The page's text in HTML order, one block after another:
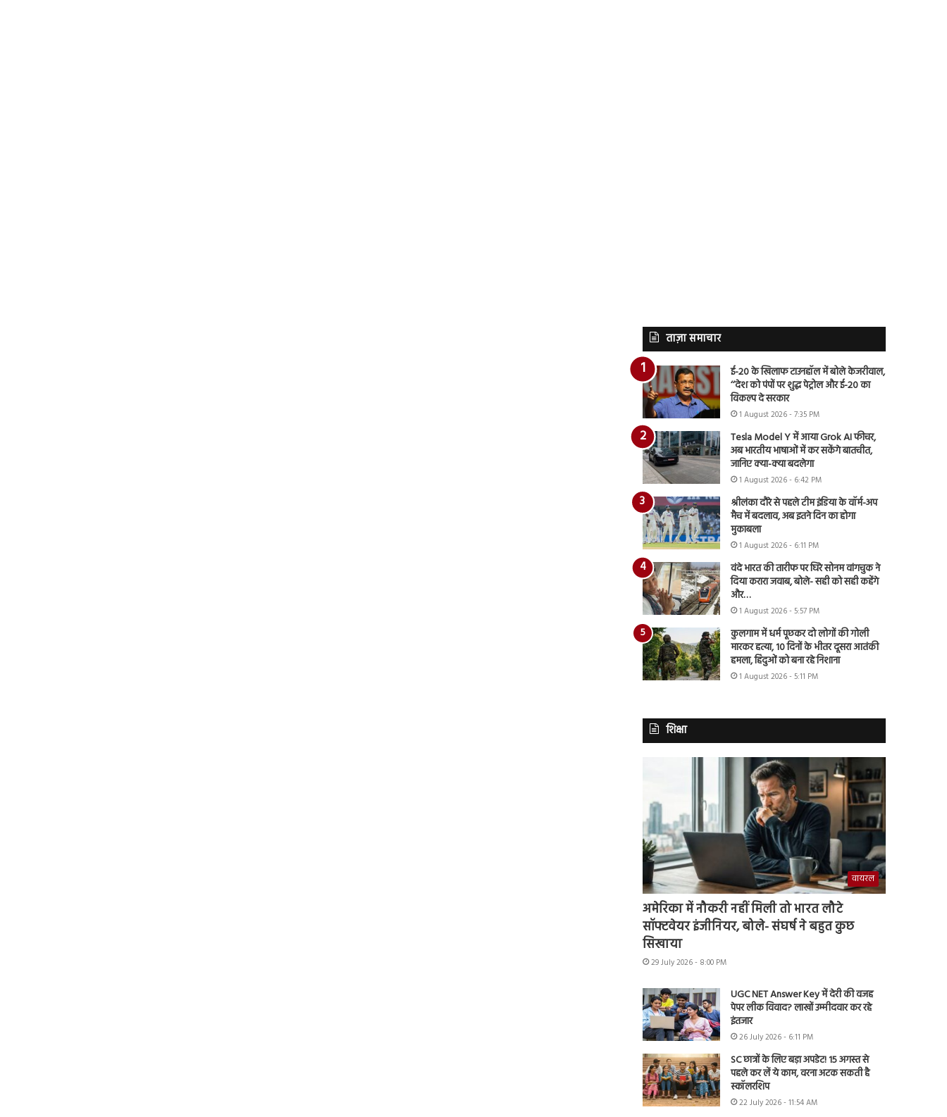
ताज़ा समाचार
ई-20 के खिलाफ टाउनहॉल में बोले केजरीवाल,
‘‘देश को पंपों पर शुद्ध पेट्रोल और ई-20 का
विकल्प दे सरकार
1 August 2026 - 7:35 PM
Tesla Model Y में आया Grok AI फीचर,
अब भारतीय भाषाओं में कर सकेंगे बातचीत,
जानिए क्या-क्या बदलेगा
1 August 2026 - 6:42 PM
श्रीलंका दौरे से पहले टीम इंडिया के वॉर्म-अप
मैच में बदलाव, अब इतने दिन का होगा
मुकाबला
1 August 2026 - 6:11 PM
वंदे भारत की तारीफ पर घिरे सोनम वांगचुक ने
दिया करारा जवाब, बोले- सही को सही कहेंगे
और…
1 August 2026 - 5:57 PM
कुलगाम में धर्म पूछकर दो लोगों की गोली
मारकर हत्या, 10 दिनों के भीतर दूसरा आतंकी
हमला, हिंदुओं को बना रहे निशाना
1 August 2026 - 5:11 PM
शिक्षा
वायरल
अमेरिका में नौकरी नहीं मिली तो भारत लौटे
सॉफ्टवेयर इंजीनियर, बोले- संघर्ष ने बहुत कुछ
सिखाया
29 July 2026 - 8:00 PM
UGC NET Answer Key में देरी की वजह
पेपर लीक विवाद? लाखों उम्मीदवार कर रहे
इंतजार
26 July 2026 - 6:11 PM
SC छात्रों के लिए बड़ा अपडेट! 15 अगस्त से
पहले कर लें ये काम, वरना अटक सकती है
स्कॉलरशिप
22 July 2026 - 11:54 AM